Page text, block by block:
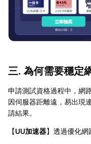
三. 為何需要穩定
申請測試資格過程中，網
因伺服器距離遠，易出現
請結果。
【UU加速器】透過優化網